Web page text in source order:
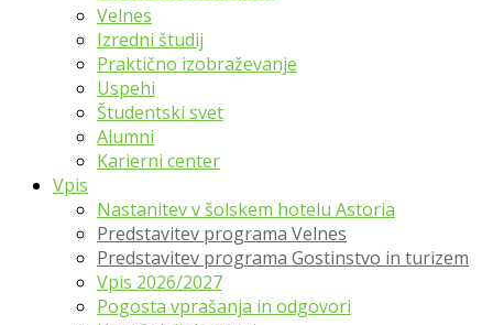
Velnes
Izredni študij
Praktično izobraževanje
Uspehi
Študentski svet
Alumni
Karierni center
Vpis
Nastanitev v šolskem hotelu Astoria
Predstavitev programa Velnes
Predstavitev programa Gostinstvo in turizem
Vpis 2026/2027
Pogosta vprašanja in odgovori